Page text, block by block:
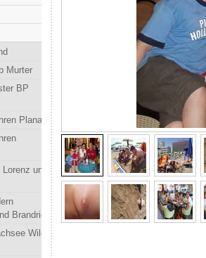
Murter
BP
Planai
und
Brandriedl
Wilde